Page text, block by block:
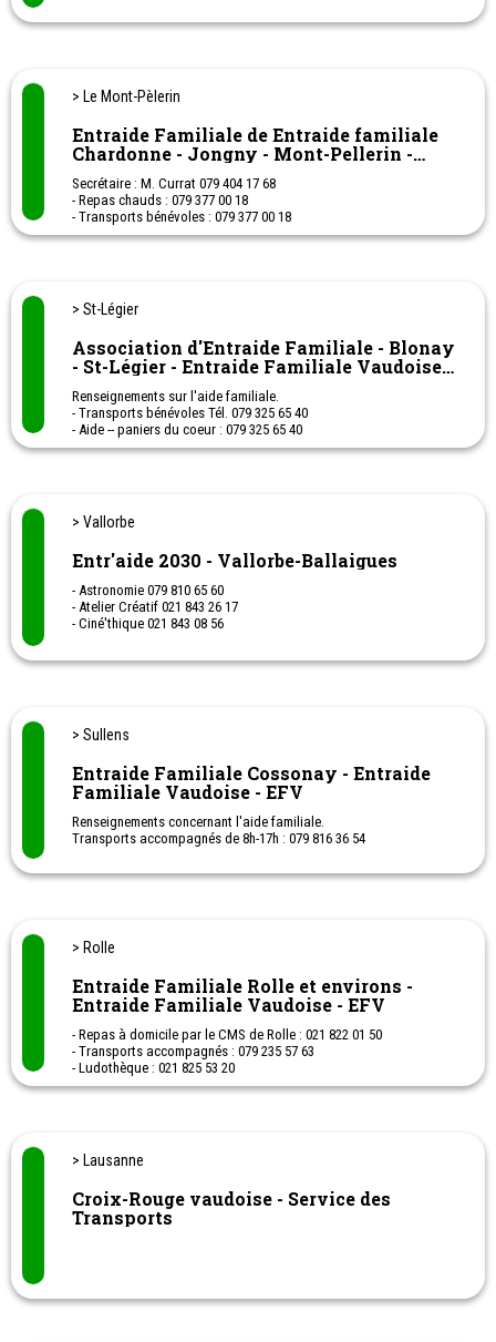
> Le Mont-Pèlerin
Entraide Familiale de Entraide familiale
Chardonne - Jongny - Mont-Pellerin -
Entraide Familiale Vaudoise - EFV
Secrétaire : M. Currat 079 404 17 68
- Repas chauds : 079 377 00 18
- Transports bénévoles : 079 377 00 18
> St-Légier
Association d'Entraide Familiale - Blonay
- St-Légier - Entraide Familiale Vaudoise -
Renseignements sur l'aide familiale.
- Transports bénévoles Tél. 079 325 65 40
- Aide -- paniers du coeur : 079 325 65 40
> Vallorbe
Entr'aide 2030 - Vallorbe-Ballaigues
- Astronomie 079 810 65 60
- Atelier Créatif 021 843 26 17
- Ciné'thique 021 843 08 56
- Jeux de cartes le soir 021 843 06 77
- Soutien Administratif 021 843 11 02
- Table d'Hôte 021 843 94 97
> Sullens
Entraide Familiale Cossonay - Entraide
Familiale Vaudoise - EFV
Renseignements concernant l'aide familiale.
Transports accompagnés de 8h-17h : 079 816 36 54
> Rolle
Entraide Familiale Rolle et environs -
Entraide Familiale Vaudoise - EFV
- Repas à domicile par le CMS de Rolle : 021 822 01 50
- Transports accompagnés : 079 235 57 63
- Ludothèque : 021 825 53 20
- Vestiaires enfants : 021 826 07 37
> Lausanne
Croix-Rouge vaudoise - Service des
Transports